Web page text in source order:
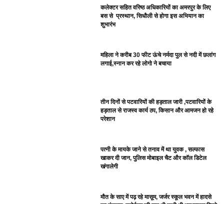
कलेक्टर सहित वरिष्ठ अधिकारियों का अमरपुर के लिए
बस से प्रस्थान, सिधौली से होगा इस अभियान का
शुभारंभ
महिला ने करीब 30 फीट ऊंचे नर्मदा पुल से नदी में छलांग
लगाई,स्नान कर रहे लोगो ने बचाया
तीन दिनों से पटवारियों की हड़ताल जारी ,पटवारियों के
हड़ताल से राजस्व कार्य ठप, किसान और आमजन हो रहे
परेशान
पत्नी के मायके जाने से तनाव में था युवक , सल्फास
खाकर दी जान, पुलिस मोबाइल चैट और कॉल डिटेल
खंगालेगी
मौत के साए में पढ़ रहे मासूम, जर्जर स्कूल भवन में हादसे